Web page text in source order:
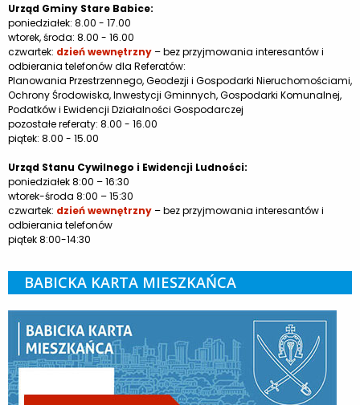
Urząd Gminy Stare Babice:
poniedziałek: 8.00 - 17.00
wtorek, środa: 8.00 - 16.00
czwartek: dzień wewnętrzny– bez przyjmowania interesantów i
odbierania telefonów dla Referatów:
Planowania Przestrzennego, Geodezji i Gospodarki Nieruchomościami,
Ochrony Środowiska, Inwestycji Gminnych, Gospodarki Komunalnej,
Podatków i Ewidencji Działalności Gospodarczej
pozostałe referaty: 8.00 - 16.00
piątek: 8.00 - 15.00
Urząd Stanu Cywilnego i Ewidencji Ludności:
poniedziałek 8:00 – 16:30
wtorek-środa 8:00 – 15:30
czwartek: dzień wewnętrzny– bez przyjmowania interesantów i
odbierania telefonów
piątek 8:00-14:30
BABICKA KARTA MIESZKAŃCA